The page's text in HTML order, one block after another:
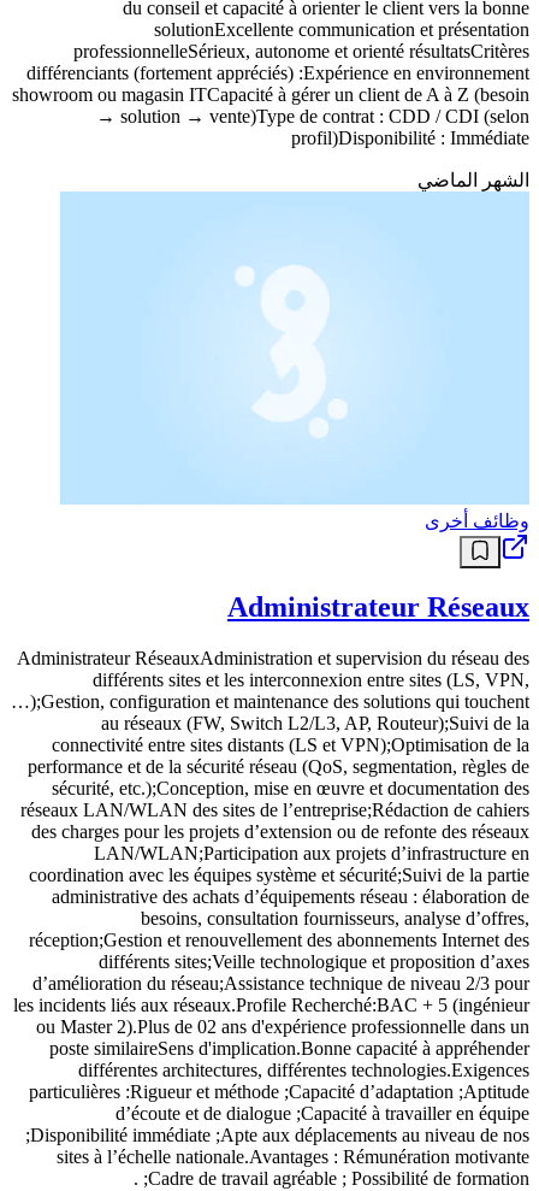
du conseil et capacité à orienter le client vers la bonne
solutionExcellente communication et présentation
professionnelleSérieux, autonome et orienté résultatsCritères
différenciants (fortement appréciés) :Expérience en environnement
showroom ou magasin ITCapacité à gérer un client de A à Z (besoin
→ solution → vente)Type de contrat : CDD / CDI (selon
profil)Disponibilité : Immédiate
الشهر الماضي
وظائف أخرى
Administrateur Réseaux
Administrateur RéseauxAdministration et supervision du réseau des
différents sites et les interconnexion entre sites (LS, VPN,
…);Gestion, configuration et maintenance des solutions qui touchent
au réseaux (FW, Switch L2/L3, AP, Routeur);Suivi de la
connectivité entre sites distants (LS et VPN);Optimisation de la
performance et de la sécurité réseau (QoS, segmentation, règles de
sécurité, etc.);Conception, mise en œuvre et documentation des
réseaux LAN/WLAN des sites de l’entreprise;Rédaction de cahiers
des charges pour les projets d’extension ou de refonte des réseaux
LAN/WLAN;Participation aux projets d’infrastructure en
coordination avec les équipes système et sécurité;Suivi de la partie
administrative des achats d’équipements réseau : élaboration de
besoins, consultation fournisseurs, analyse d’offres,
réception;Gestion et renouvellement des abonnements Internet des
différents sites;Veille technologique et proposition d’axes
d’amélioration du réseau;Assistance technique de niveau 2/3 pour
les incidents liés aux réseaux.Profile Recherché:BAC + 5 (ingénieur
ou Master 2).Plus de 02 ans d'expérience professionnelle dans un
poste similaireSens d'implication.Bonne capacité à appréhender
différentes architectures, différentes technologies.Exigences
particulières :Rigueur et méthode ;Capacité d’adaptation ;Aptitude
d’écoute et de dialogue ;Capacité à travailler en équipe
;Disponibilité immédiate ;Apte aux déplacements au niveau de nos
sites à l’échelle nationale.Avantages : Rémunération motivante
;Cadre de travail agréable ; Possibilité de formation .